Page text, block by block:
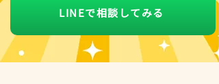
LINEで相談してみる